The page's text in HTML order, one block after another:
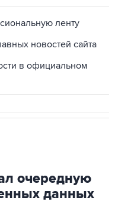
ленту
новостей сайта
в официальном
очередную
данных